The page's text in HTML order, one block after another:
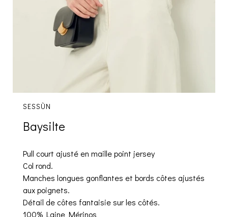
SESSÙN
Baysilte
Pull court ajusté en maille point jersey
Col rond.
Manches longues gonflantes et bords côtes ajustés
aux poignets.
Détail de côtes fantaisie sur les côtés.
100% Laine Mérinos